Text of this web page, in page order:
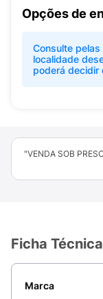
Opções de
Consulte
localidade
poderá decidir
"VENDA SOB
Ficha Técnica
Marca